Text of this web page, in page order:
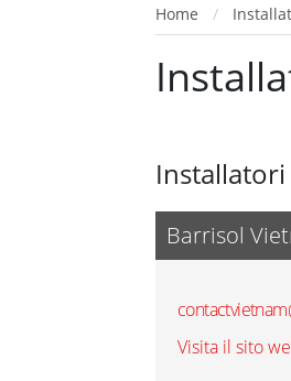
Home
Barrisol
Visita il sito